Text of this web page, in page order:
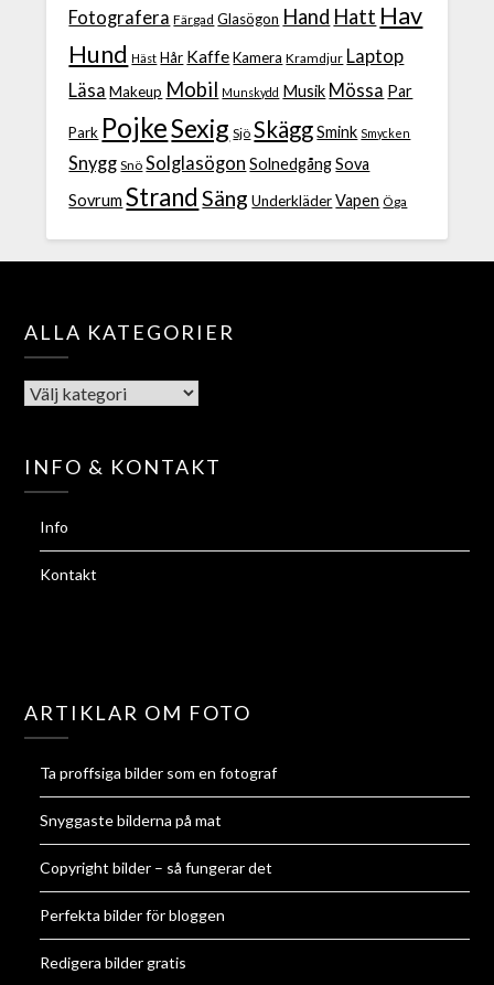
Fotografera Färgad Glasögon Hand Hatt Hav
Hund Häst Hår Kaffe Kamera Kramdjur Laptop
Läsa Makeup Mobil Munskydd Musik Mössa Par
Park PojkeSexig Sjö Skägg Smink Smycken
Snygg Snö Solglasögon Solnedgång Sova
Sovrum Strand Säng Underkläder Vapen Öga
ALLA KATEGORIER
INFO & KONTAKT
Info
Kontakt
ARTIKLAR OM FOTO
Ta proffsiga bilder som en fotograf
Snyggaste bilderna på mat
Copyright bilder – så fungerar det
Perfekta bilder för bloggen
Redigera bilder gratis